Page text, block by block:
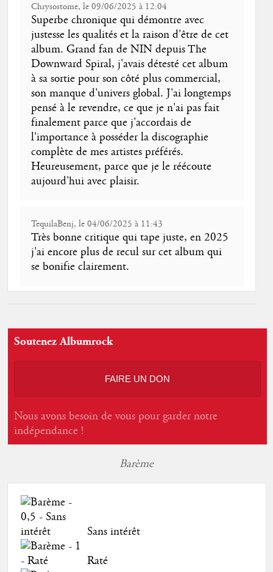
Chrysostome, le 09/06/2025 à 12:04
Superbe chronique qui démontre avec
justesse les qualités et la raison d'être de cet
album. Grand fan de NIN depuis The
Downward Spiral, j'avais détesté cet album
à sa sortie pour son côté plus commercial,
son manque d'univers global. J'ai longtemps
pensé à le revendre, ce que je n'ai pas fait
finalement parce que j'accordais de
l'importance à posséder la discographie
complète de mes artistes préférés.
Heureusement, parce que je le réécoute
aujourd'hui avec plaisir.
TequilaBenj, le 04/06/2025 à 11:43
Très bonne critique qui tape juste, en 2025
j'ai encore plus de recul sur cet album qui
se bonifie clairement.
Soutenez Albumrock
FAIRE UN DON
Nous avons besoin de vous pour garder notre
indépendance !
Barème
Sans intérêt
Raté